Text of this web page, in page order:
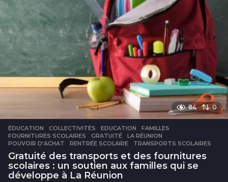
84 0
ÉDUCATION COLLECTIVITÉS ,EDUCATION ,FAMILLES
FOURNITURES SCOLAIRES
,GRATUITÉ ,LA RÉUNION
POUVOIR D'ACHAT
,RENTRÉE SCOLAIRE ,TRANSPORTS SCOLAIRES
Gratuité des transports et des fournitures
scolaires : un soutien aux familles qui se
développe à La Réunion